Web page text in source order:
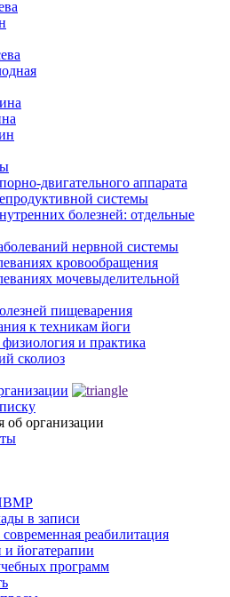
двигательного аппарата
системы
болезней: отдельные
нервной системы
кровообращения
мочевыделительной
пищеварения
к техникам йоги
и практика
сколиоз
об организации
в записи
реабилитация
йогатерапии
программ